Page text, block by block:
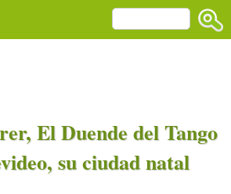
El Duende del Tango
su ciudad natal